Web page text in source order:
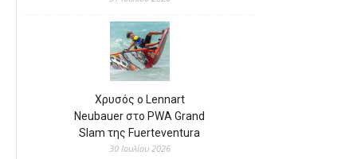
Χρυσός ο Lennart
Neubauer στο PWA Grand
Slam της Fuerteventura
30 Ιουλίου 2026